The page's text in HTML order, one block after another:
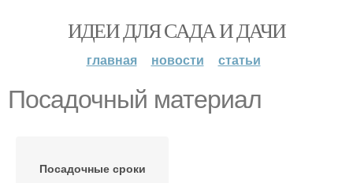
ИДЕИ ДЛЯ САДА И ДАЧИ
главная новости статьи
Посадочный материал
Посадочные сроки